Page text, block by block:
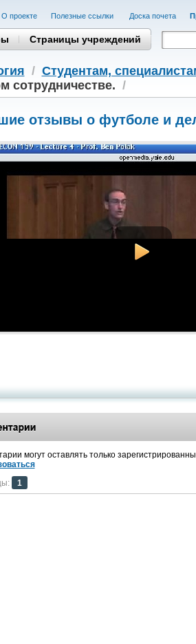
О проекте Полезные cсылки Доска почета
Страницы учреждений
/ Студентам,
сотрудничестве. /
отзывы о футболе и
могут оставлять только
1